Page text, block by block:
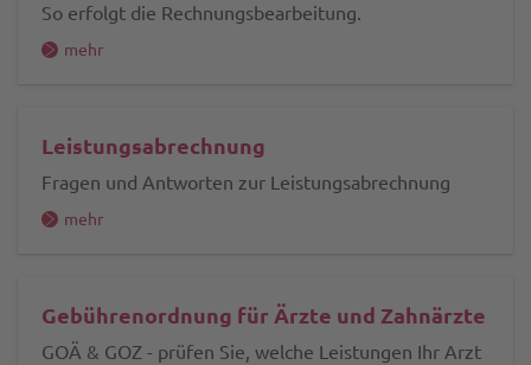
So erfolgt die Rechnungsbearbeitung.
mehr
Leistungsabrechnung
Fragen und Antworten zur Leistungsabrechnung
mehr
Gebührenordnung für Ärzte und Zahnärzte
GOÄ & GOZ - prüfen Sie, welche Leistungen Ihr Arzt